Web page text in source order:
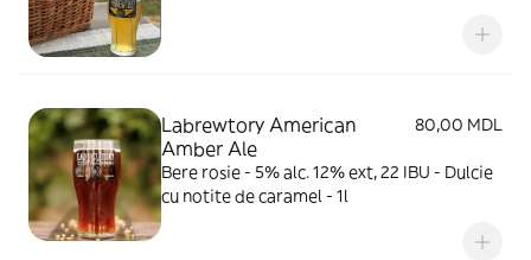
Labrewtory American
Amber Ale
80,00 MDL
Bere rosie - 5% alc. 12% ext, 22 IBU - Dulcie
cu notite de caramel - 1l